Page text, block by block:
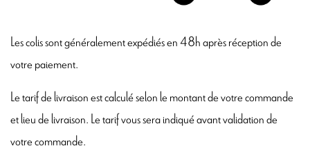
Les colis sont généralement expédiés en 48h après réception de
votre paiement.
Le tarif de livraison est calculé selon le montant de votre commande
et lieu de livraison. Le tarif vous sera indiqué avant validation de
votre commande.